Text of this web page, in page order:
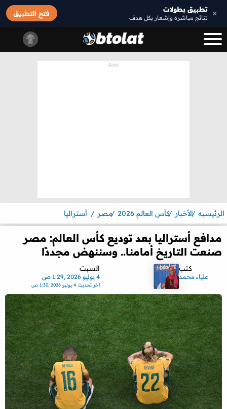
× تطبيق بطولات
نتائج مباشرة وإشعار بكل هدف
فتح التطبيق
الرئيسيه الأخبار كأس العالم 2026 مصر أستراليا
مدافع أستراليا بعد توديع كأس العالم: مصر
صنعت التاريخ أمامنا.. وسننهض مجددًا
كتب
علياء محمد
السبت
4 يوليو 2026 ,1:29 ص
اخر تحديث4 يوليو 2026 ,1:30 ص